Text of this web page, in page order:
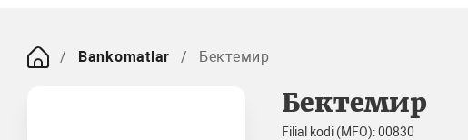
Bankomatlar Бектемир
Бектемир
Filial kodi (MFO): 00830